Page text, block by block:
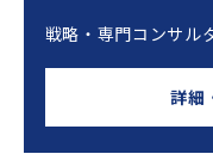
戦略・専門コンサル
詳細